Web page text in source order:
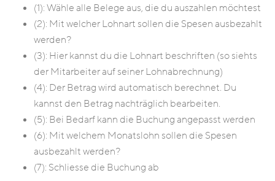
(1): Wähle alle Belege aus, die du auszahlen möchtest
(2): Mit welcher Lohnart sollen die Spesen ausbezahlt
werden?
(3): Hier kannst du die Lohnart beschriften (so siehts
der Mitarbeiter auf seiner Lohnabrechnung)
(4): Der Betrag wird automatisch berechnet. Du
kannst den Betrag nachträglich bearbeiten.
(5): Bei Bedarf kann die Buchung angepasst werden
(6): Mit welchem Monatslohn sollen die Spesen
ausbezahlt werden?
(7): Schliesse die Buchung ab